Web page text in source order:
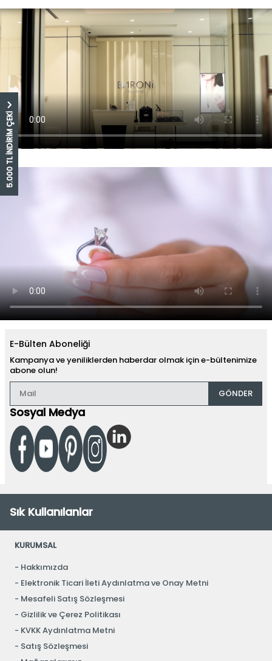
5.000 TL İNDİRİM ÇEKİ
E-Bülten Aboneliği
Kampanya ve yeniliklerden haberdar olmak için e-bültenimize
abone olun!
GÖNDER
Sosyal Medya
Sık Kullanılanlar
KURUMSAL
Hakkımızda
Elektronik Ticari İleti Aydınlatma ve Onay Metni
Mesafeli Satış Sözleşmesi
Gizlilik ve Çerez Politikası
KVKK Aydınlatma Metni
Satış Sözleşmesi